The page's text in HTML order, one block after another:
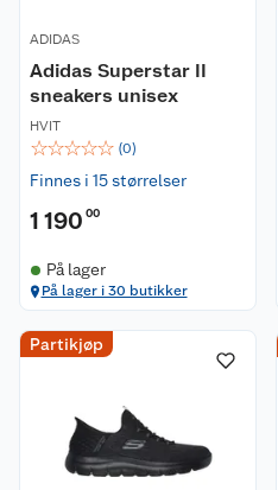
ADIDAS
Adidas Superstar II
sneakers unisex
HVIT
☆☆☆☆☆ (0)
Finnes i 15 størrelser
1 190 00
På lager
På lager i 30 butikker
Partikjøp